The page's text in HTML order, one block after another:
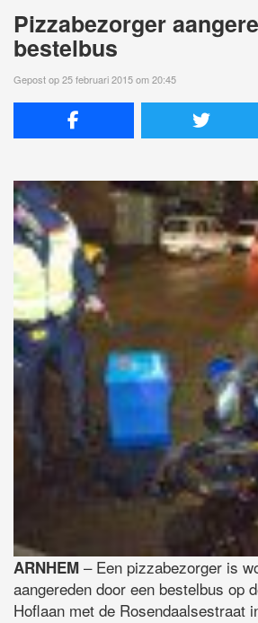
Pizzabezorger
bestelbus
Gepost op 25 februari 2015 om 20:45
ARNHEM – Een pizzabezorger is
aangereden door een bestelbus op
Hoflaan met de Rosendaalsestraat